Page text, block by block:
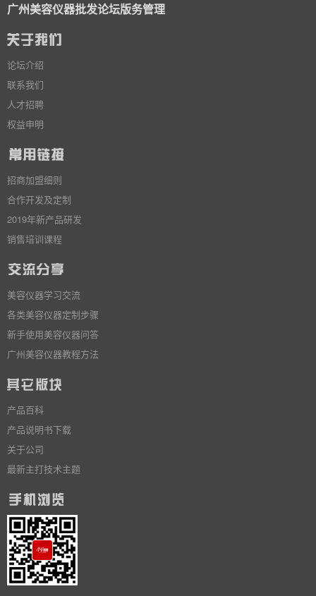
广州美容仪器批发论坛版务管理
论坛介绍
联系我们
人才招聘
权益申明
招商加盟细则
合作开发及定制
2019年新产品研发
销售培训课程
美容仪器学习交流
各类美容仪器定制步骤
新手使用美容仪器问答
广州美容仪器教程方法
产品百科
产品说明书下载
关于公司
最新主打技术主题